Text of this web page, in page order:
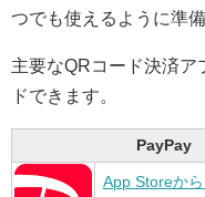
つでも使えるように準
主要なQRコード決済ア
ドできます。
PayPay
App Storeか